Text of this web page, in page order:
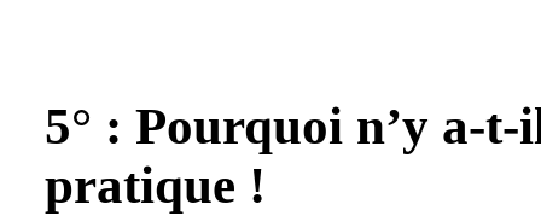
5° : Pourquoi n’y a-t-
pratique !